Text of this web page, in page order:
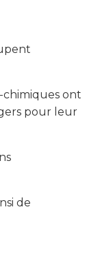
chimiques ont
pour leur
de